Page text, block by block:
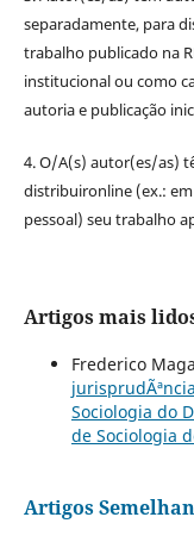
separadamente, para
trabalho publicado na
institucional ou como
autoria e publicação
4. O/A(s) autor(es/as)
distribuironline (ex.:
pessoal) seu trabalho
Artigos mais
Frederico
Sociologia do
de Sociologia
Artigos